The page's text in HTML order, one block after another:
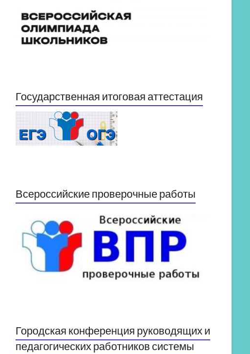
Государственная итоговая аттестация
Всероссийские проверочные работы
Городская конференция руководящих и
педагогических работников системы